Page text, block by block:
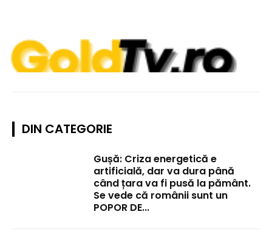
DIN CATEGORIE
Gușă: Criza energetică e
artificială, dar va dura până
când țara va fi pusă la pământ.
Se vede că românii sunt un
POPOR DE...